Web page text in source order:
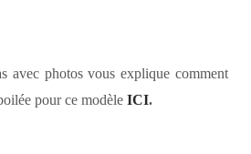
avec photos vous explique comment
pour ce modèle ICI.